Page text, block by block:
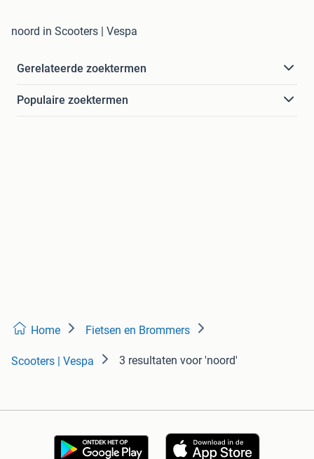
noord in Scooters | Vespa
Gerelateerde zoektermen
Populaire zoektermen
Home Fietsen en Brommers
Scooters | Vespa 3 resultaten voor 'noord'